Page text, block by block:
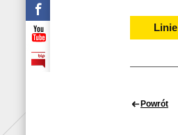
Linie
Powrót